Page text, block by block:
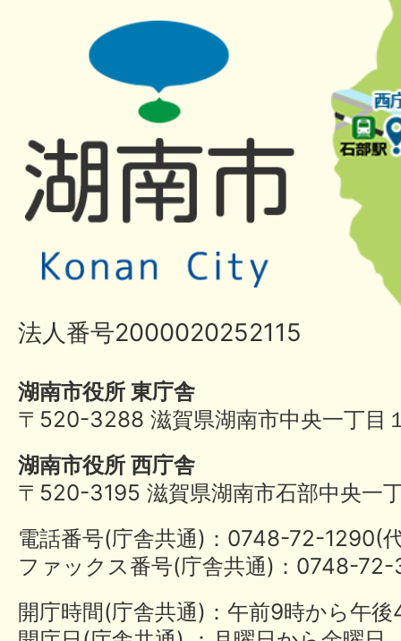
法人番号2000020252115
湖南市役所 東庁舎
〒520-3288 滋賀県湖南市中央一丁目
湖南市役所 西庁舎
〒520-3195 滋賀県湖南市石部中央一
電話番号(庁舎共通)：0748-72-
ファックス番号(庁舎共通)：0748-
開庁時間(庁舎共通)：午前9時から午